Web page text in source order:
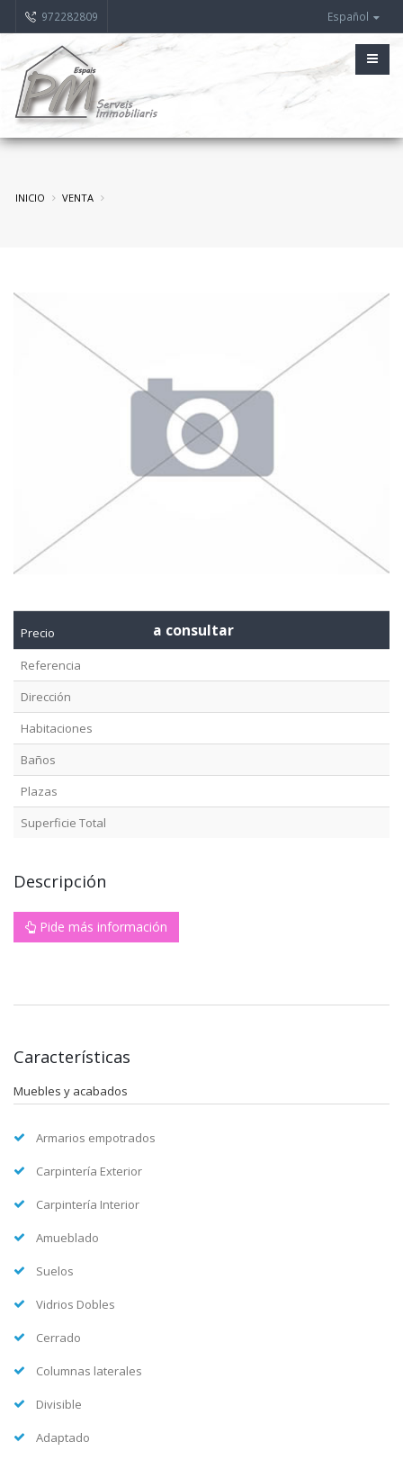
972282809 Español
INICIO VENTA
Precio a consultar
Referencia
Dirección
Habitaciones
Baños
Plazas
Superficie Total
Descripción
Pide más información
Características
Muebles y acabados
Armarios empotrados
Carpintería Exterior
Carpintería Interior
Amueblado
Suelos
Vidrios Dobles
Cerrado
Columnas laterales
Divisible
Adaptado